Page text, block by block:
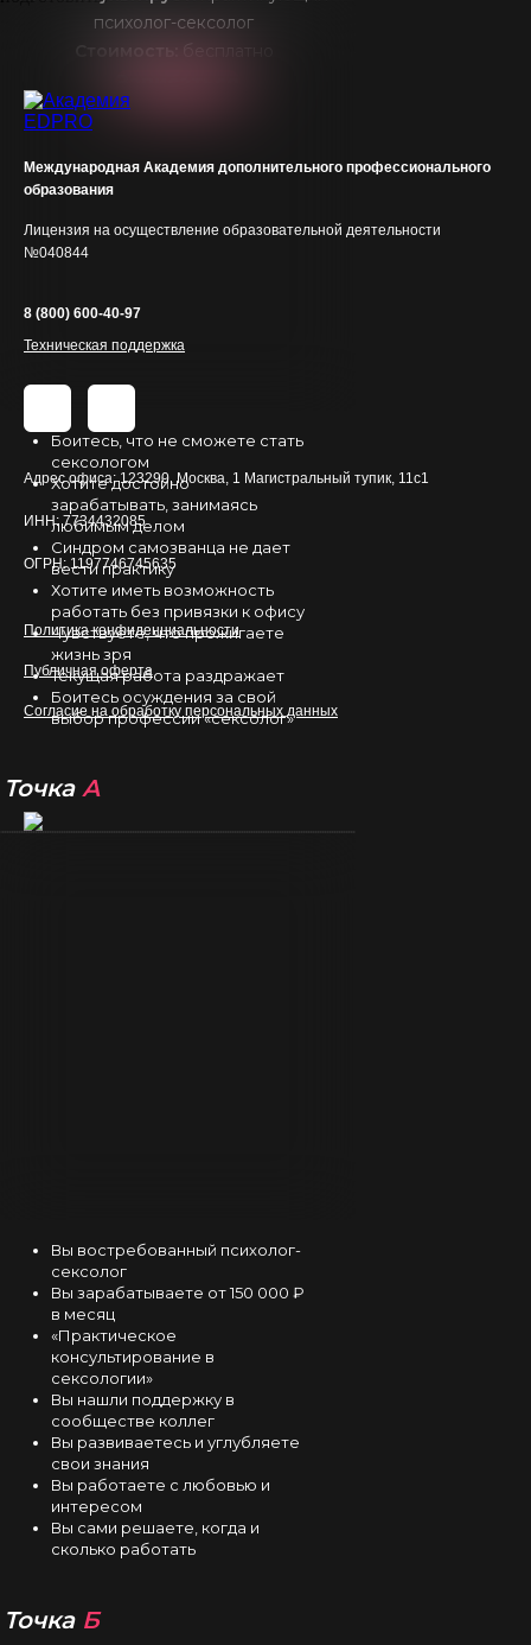
Боитесь, что не сможете стать
сексологом
Хотите достойно
зарабатывать, занимаясь
любимым делом
Синдром самозванца не дает
вести практику
Хотите иметь возможность
работать без привязки к офису
Чувствуете, что прожигаете
жизнь зря
Текущая работа раздражает
Боитесь осуждения за свой
выбор профессии «сексолог»
Точка А
Вы востребованный психолог-
сексолог
Вы зарабатываете от 150 000 ₽
в месяц
«Практическое
консультирование в
сексологии»
Вы нашли поддержку в
сообществе коллег
Вы развиваетесь и углубляете
свои знания
Вы работаете с любовью и
интересом
Вы сами решаете, когда и
сколько работать
ТочкаБ
Консультирующий
Автор женских онлайн-
курсов,
практикумов,
Cупервизор Академии
EDPRO,
Ведущий активных Ошо-
Сергей Сицинский
Когнитивно -
поведенческий
психотерапевт,
Сексолог,
Член Ассоциации
Когнитивно-
Поведенческой
Психотерапии России.
Евгения Ермакович
Врач,
Сексолог,
Супервизор и
Телесный и арт-терапевт,
психолог-сексолог
Международная Академия дополнительного профессионального
образования
Лицензия на осуществление образовательной деятельности
№040844
Адрес офиса: 123290, Москва, 1 Магистральный тупик, 11с1
ИНН: 7734432085
ОГРН: 1197746745635
Политика конфиденциальности
Публичная оферта
Согласие на обработку персональных данных
8 (800) 600-40-97
Техническая поддержка